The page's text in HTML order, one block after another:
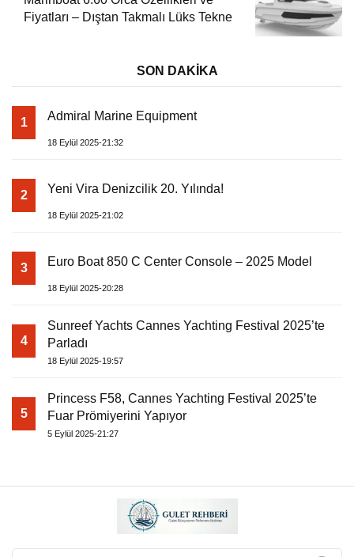
Fiyatları – Dıştan Takmalı Lüks Tekne
SON DAKİKA
1 Admiral Marine Equipment
18 Eylül 2025-21:32
2 Yeni Vira Denizcilik 20. Yılında!
18 Eylül 2025-21:02
3 Euro Boat 850 C Center Console – 2025 Model
18 Eylül 2025-20:28
4
Sunreef Yachts Cannes Yachting Festival 2025’te
Parladı
18 Eylül 2025-19:57
5
Princess F58, Cannes Yachting Festival 2025’te
Fuar Prömiyerini Yapıyor
5 Eylül 2025-21:27